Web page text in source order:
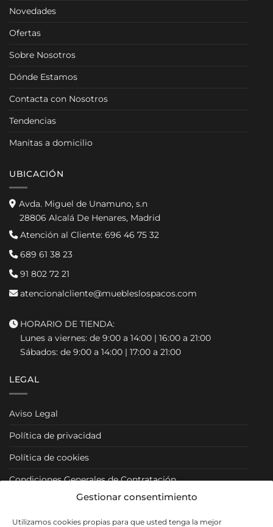
Gestionar consentimiento
Utilizamos cookies propias para que usted tenga la mejor
Novedades
Ofertas
Sobre Nosotros
Dónde Estamos
Contacta con Nosotros
Tendencias
Manitas a domicilio
UBICACIÓN
Avda. Miguel de Unamuno, s.n
28806 Alcalá De Henares, Madrid
Atención al Cliente: 696 46 75 32
689 61 38 23
91 802 72 21
atencionalcliente@muebleslospacos.com
HORARIO DE TIENDA:
Lunes a viernes: de 9:00 a 14:00 | 16:00 a 21:00
Sábados: de 9:00 a 14:00 | 17:00 a 21:00
LEGAL
Aviso Legal
Política de privacidad
Política de cookies
Condiciones Generales de Contratación
Condiciones Particulares
Política de Venta y Cancelación/Devolución